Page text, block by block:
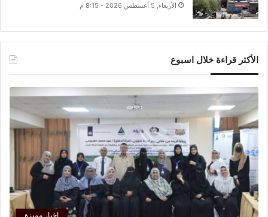
الأربعاء, 5 أغسطس 2026 - 8:15 م
الأكثر قراءة خلال اسبوع
اخبار مميزة